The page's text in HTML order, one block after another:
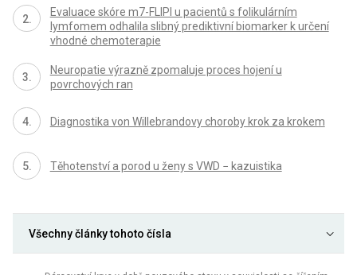
Evaluace skóre m7-FLIPI u pacientů s folikulárním
lymfomem odhalila slibný prediktivní biomarker k určení
vhodné chemoterapie
Neuropatie výrazně zpomaluje proces hojení u
povrchových ran
Diagnostika von Willebrandovy choroby krok za krokem
Těhotenství a porod u ženy s VWD − kazuistika
Všechny články tohoto čísla